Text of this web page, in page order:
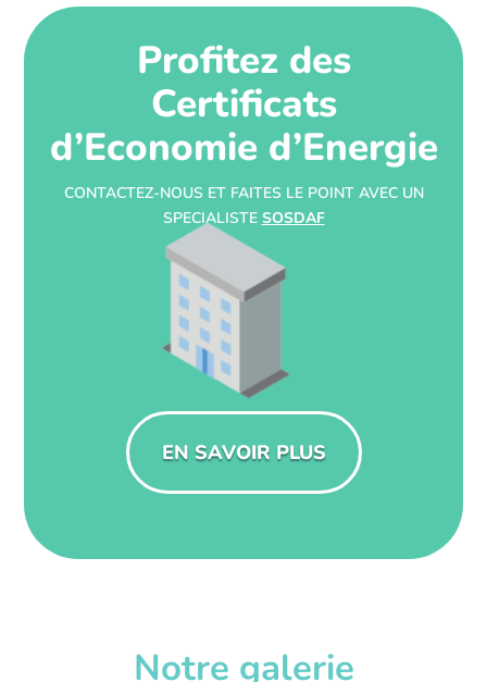
Profitez des
Certificats
d’Economie d’Energie
CONTACTEZ-NOUS ET FAITES LE POINT AVEC UN
SPECIALISTE SOSDAF
EN SAVOIR PLUS
Notre galerie